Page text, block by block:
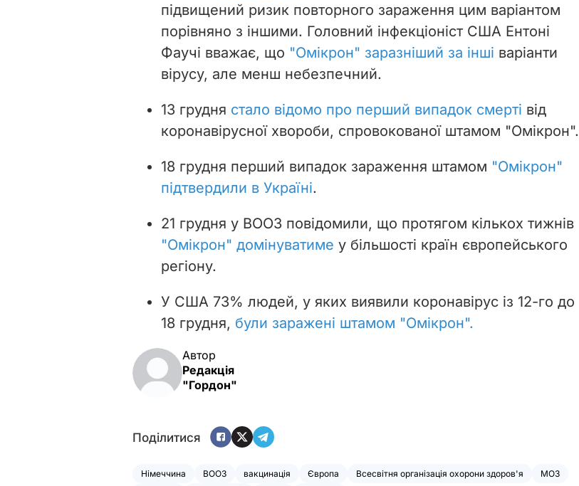
підвищений ризик повторного зараження цим варіантом
порівняно з іншими. Головний інфекціоніст США Ентоні
Фаучі вважає, що "Омікрон" заразніший за інші варіанти
вірусу, але менш небезпечний.
13 грудня стало відомо про перший випадок смерті від
коронавірусної хвороби, спровокованої штамом "Омікрон".
18 грудня перший випадок зараження штамом "Омікрон"
підтвердили в Україні.
21 грудня у ВООЗ повідомили, що протягом кількох тижнів
"Омікрон" домінуватиме у більшості країн європейського
регіону.
У США 73% людей, у яких виявили коронавірус із 12-го до
18 грудня, були заражені штамом "Омікрон".
Автор
Редакція
"Гордон"
Поділитися
Німеччина ВООЗ вакцинація Європа Всесвітня організація охорони здоров'я
МОЗ